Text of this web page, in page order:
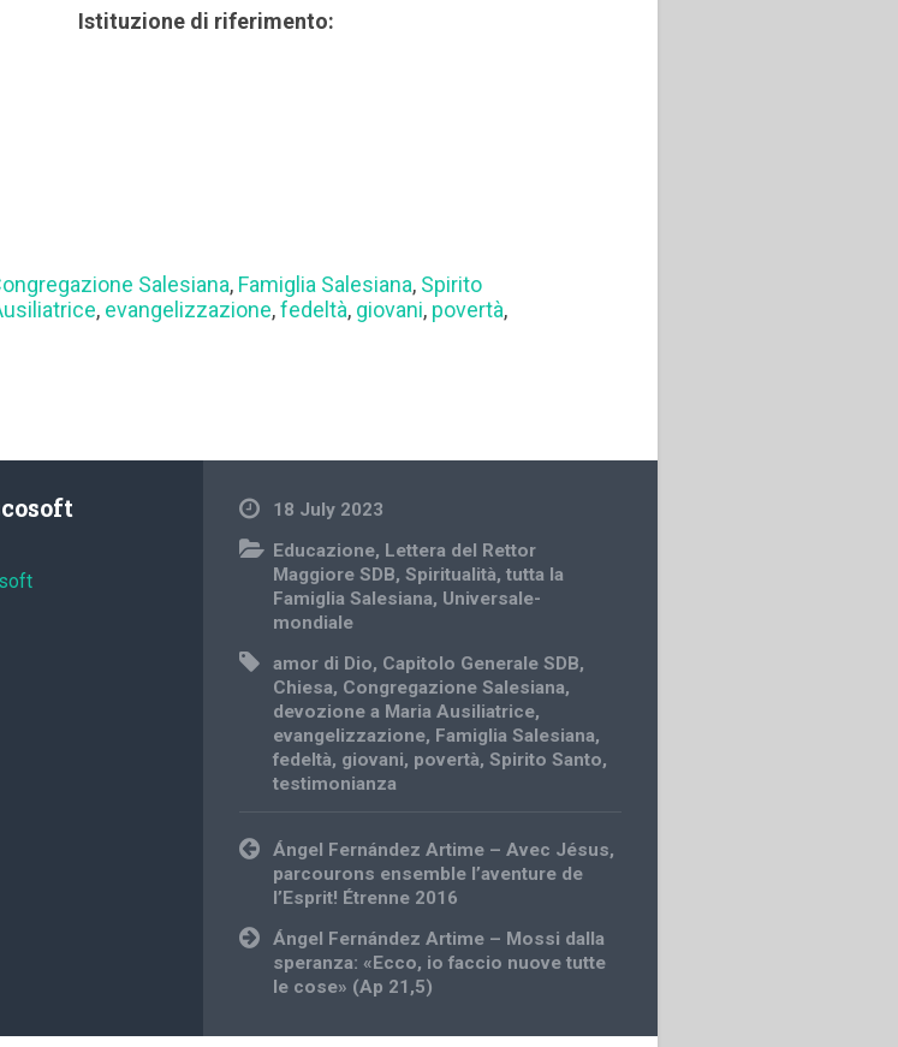
Istituzione di riferimento:
Salesiana, Famiglia Salesiana, Spirito
, evangelizzazione,fedeltà, giovani, povertà,
18 July 2023
Educazione, Lettera del Rettor
Maggiore SDB,Spiritualità,tutta la
Famiglia Salesiana, Universale-
mondiale
amor di Dio, Capitolo Generale SDB,
Chiesa, Congregazione Salesiana,
devozione a Maria Ausiliatrice,
evangelizzazione, Famiglia Salesiana,
fedeltà, giovani, povertà,Spirito Santo,
testimonianza
Post
navigation
Ángel Fernández Artime – Avec Jésus,
parcourons ensemble l’aventure de
l’Esprit! Étrenne 2016
Ángel Fernández Artime – Mossi dalla
speranza: «Ecco, io faccio nuove tutte
le cose» (Ap 21,5)